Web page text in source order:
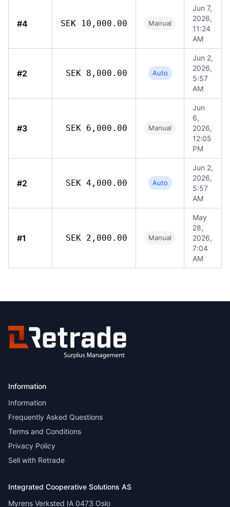
#4 SEK 10,000.00 Manual
Jun 7,
2026,
11:24
AM
#2 SEK 8,000.00 Auto
Jun 2,
2026,
5:57
AM
#3 SEK 6,000.00 Manual
Jun
6,
2026,
12:05
PM
#2 SEK 4,000.00 Auto
Jun 2,
2026,
5:57
AM
#1 SEK 2,000.00 Manual
May
28,
2026,
7:04
AM
Information
Information
Frequently Asked Questions
Terms and Conditions
Privacy Policy
Sell with Retrade
Integrated Cooperative Solutions AS
Myrens Verksted IA 0473 Oslo